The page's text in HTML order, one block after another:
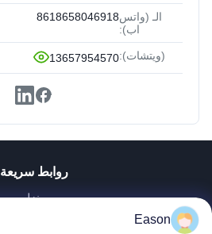
الـ (واتس
اب):
8618658046918
(ويتشات):13657954570
روابط سريعة
منزل
Eason